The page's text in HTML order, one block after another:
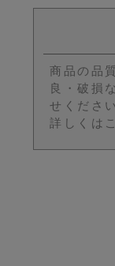
商品の品
良・破損
せくださ
詳しくは